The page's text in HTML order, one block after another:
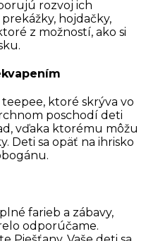
rozvoj ich
hojdačky,
z možností, ako si
ktoré skrýva vo
poschodí deti
vďaka ktorému môžu
Deti sa opäť na ihrisko
farieb a zábavy,
odporúčame.